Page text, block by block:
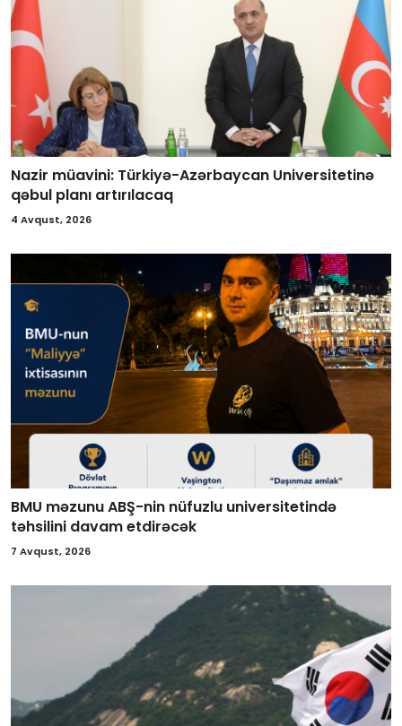
Nazir müavini: Türkiyə-Azərbaycan Universitetinə
qəbul planı artırılacaq
4 Avqust, 2026
BMU məzunu ABŞ-nin nüfuzlu universitetində
təhsilini davam etdirəcək
7 Avqust, 2026